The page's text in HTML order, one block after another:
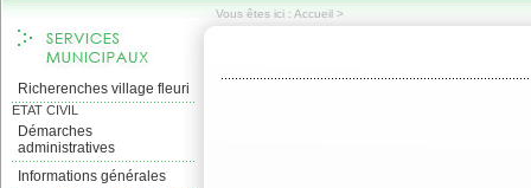
Vous êtes ici : Accueil >
Richerenches village fleuri
ETAT CIVIL
Démarches
administratives
Informations générales